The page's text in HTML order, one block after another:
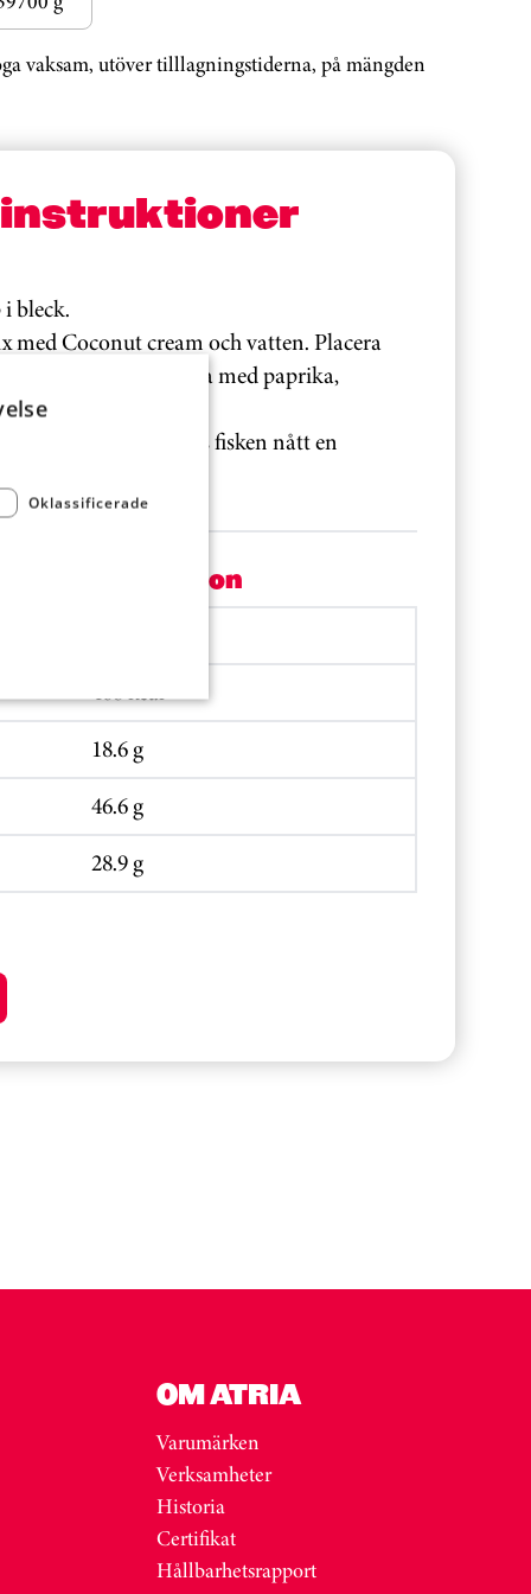
vaksam, utöver tilllagningstiderna, på mängden
bleck.
med Coconut cream och vatten. Placera
over såsen och toppa med paprika,
15 minuter eller tills fisken nått en
Per portion
468 kcal
18.6 g
46.6 g
28.9 g
OM ATRIA
Varumärken
Verksamheter
Historia
Certifikat
Hållbarhetsrapport
Oklassificerade